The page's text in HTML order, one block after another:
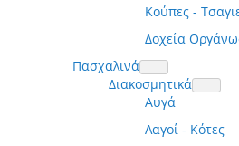
Κούπες -
Δοχεία
Πασχαλινά
Διακοσμητικά
Αυγά
Λαγοί - Κότες